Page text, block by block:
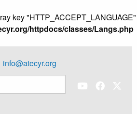
key "HTTP_ACCEPT_LANGUAGE"
httpdocs/classes/Langs.php
info@atecyr.org